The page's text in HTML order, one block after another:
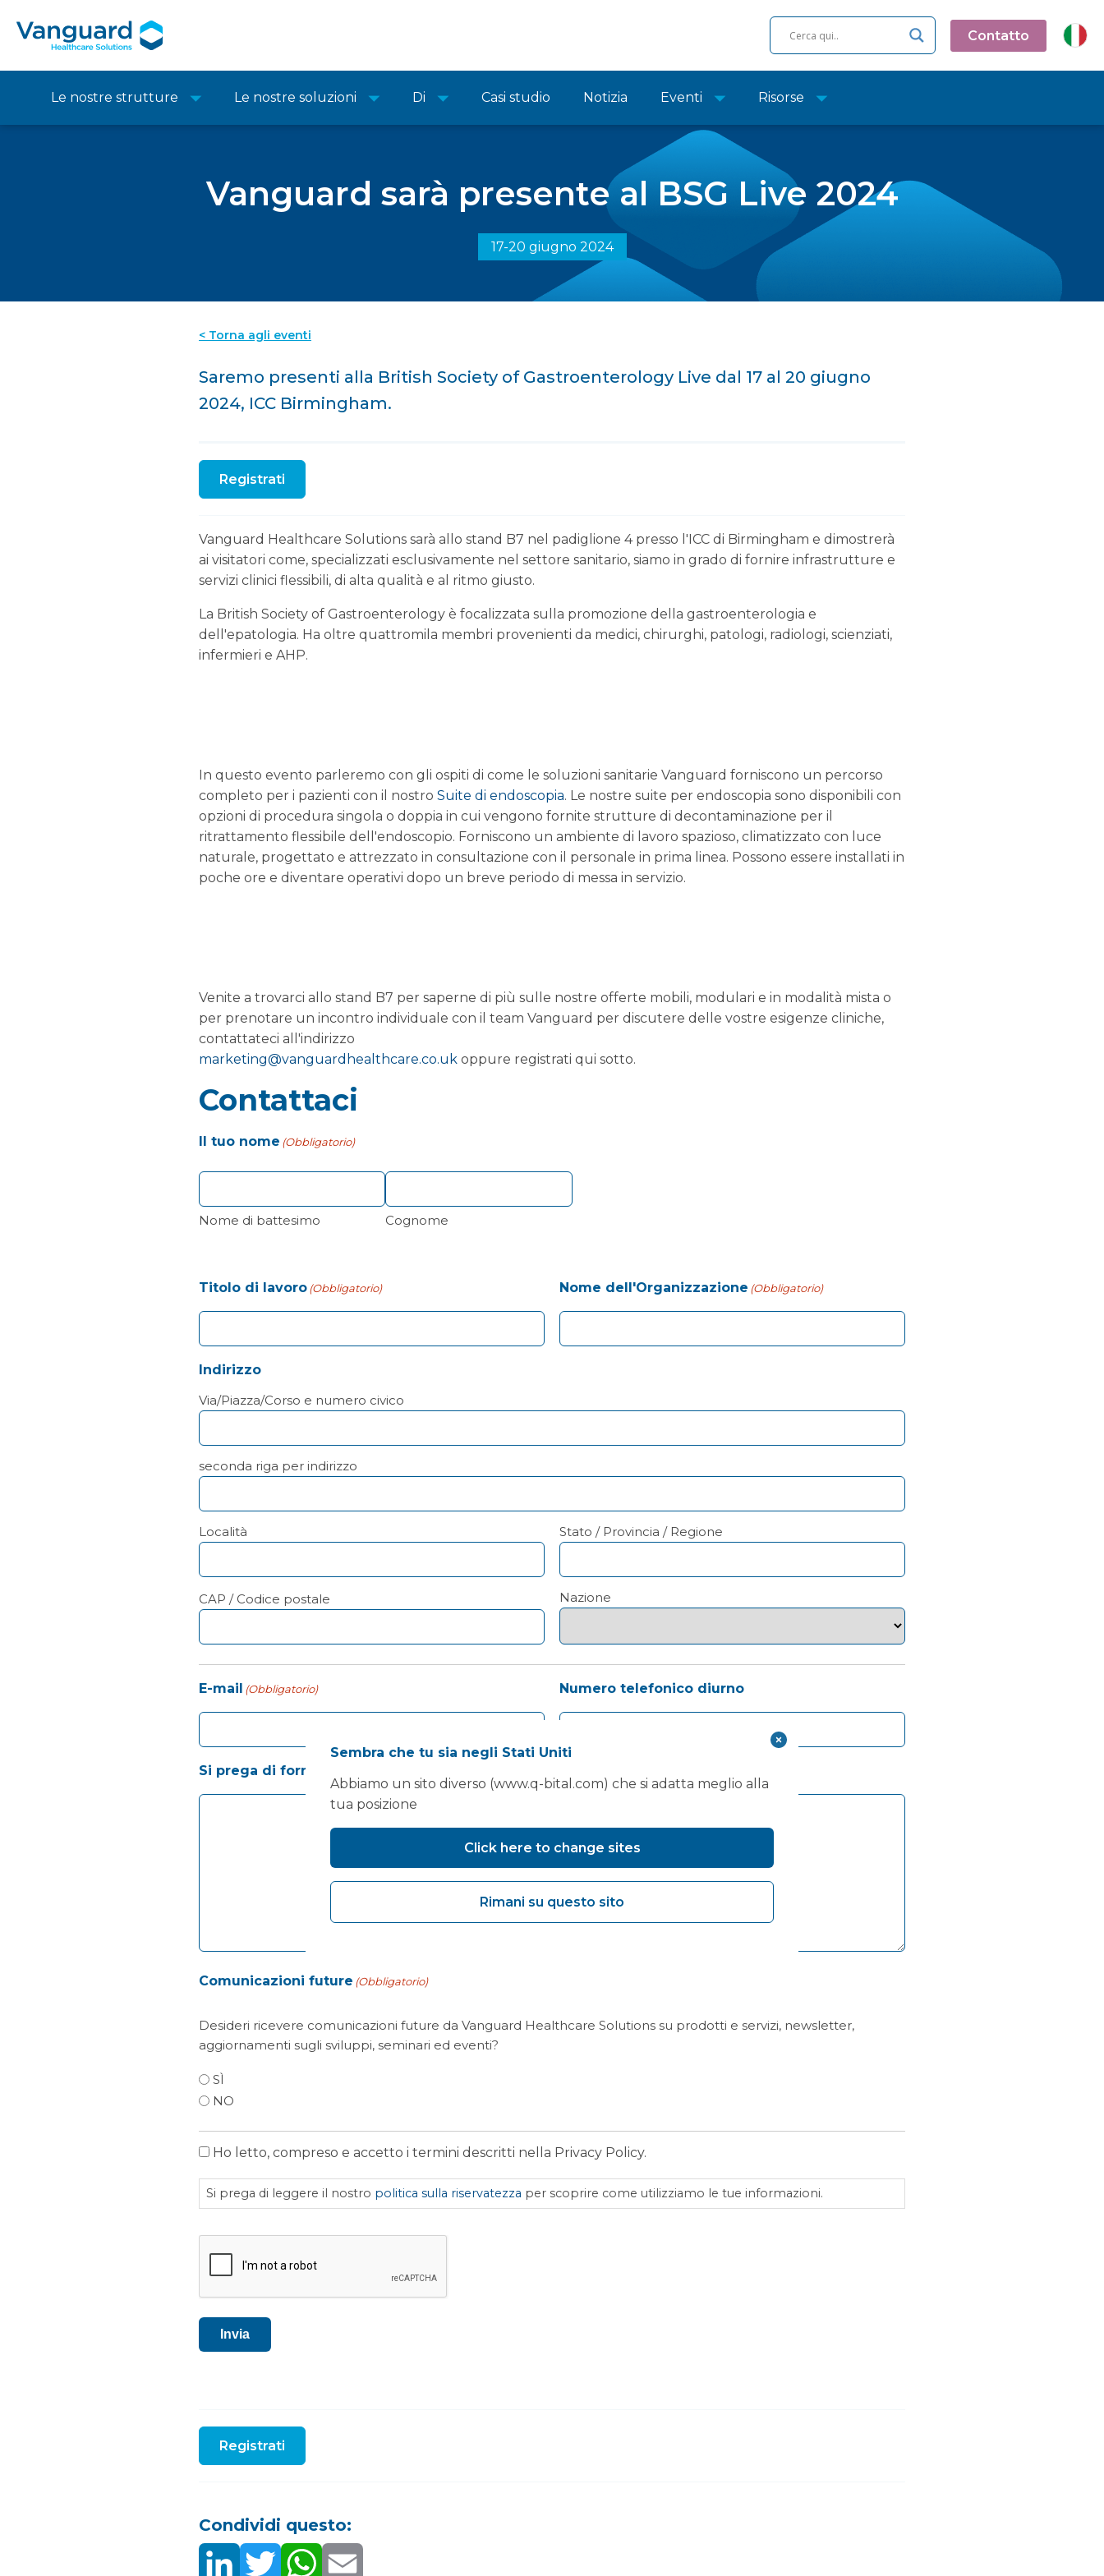
Contatto
Le nostre strutture Le nostre soluzioni Di Casi studio Notizia Eventi Risorse
Vanguard sarà presente al BSG Live 2024
17-20 giugno 2024
< Torna agli eventi
Saremo presenti alla British Society of Gastroenterology Live dal 17 al 20 giugno
2024, ICC Birmingham.
Registrati
Vanguard Healthcare Solutions sarà allo stand B7 nel padiglione 4 presso l'ICC di Birmingham e dimostrerà
ai visitatori come, specializzati esclusivamente nel settore sanitario, siamo in grado di fornire infrastrutture e
servizi clinici flessibili, di alta qualità e al ritmo giusto.
La British Society of Gastroenterology è focalizzata sulla promozione della gastroenterologia e
dell'epatologia. Ha oltre quattromila membri provenienti da medici, chirurghi, patologi, radiologi, scienziati,
infermieri e AHP.
In questo evento parleremo con gli ospiti di come le soluzioni sanitarie Vanguard forniscono un percorso
completo per i pazienti con il nostro Suite di endoscopia. Le nostre suite per endoscopia sono disponibili con
opzioni di procedura singola o doppia in cui vengono fornite strutture di decontaminazione per il
ritrattamento flessibile dell'endoscopio. Forniscono un ambiente di lavoro spazioso, climatizzato con luce
naturale, progettato e attrezzato in consultazione con il personale in prima linea. Possono essere installati in
poche ore e diventare operativi dopo un breve periodo di messa in servizio.
Venite a trovarci allo stand B7 per saperne di più sulle nostre offerte mobili, modulari e in modalità mista o
per prenotare un incontro individuale con il team Vanguard per discutere delle vostre esigenze cliniche,
contattateci all'indirizzo
marketing@vanguardhealthcare.co.uk oppure registrati qui sotto.
Contattaci
Il tuo nome (Obbligatorio)
Nome di battesimo Cognome
Titolo di lavoro(Obbligatorio) Nome dell'Organizzazione (Obbligatorio)
Indirizzo
Via/Piazza/Corso e numero civico
seconda riga per indirizzo
Località Stato / Provincia / Regione
CAP / Codice postale Nazione
E-mail (Obbligatorio) Numero telefonico diurno
Si prega di fornire una breve descrizione di ciò che si sta cercando?
Comunicazioni future (Obbligatorio)
Desideri ricevere comunicazioni future da Vanguard Healthcare Solutions su prodotti e servizi, newsletter,
aggiornamenti sugli sviluppi, seminari ed eventi?
SÌ
NO
politica
riservatezza
Ho letto, compreso e accetto i termini descritti nella Privacy Policy.
Si prega di leggere il nostro politica sulla riservatezza per scoprire come utilizziamo le tue informazioni.
CAPTCHA
Invia
Registrati
Condividi questo:
Sembra che tu sia negli Stati Uniti
Abbiamo un sito diverso (www.q-bital.com) che si adatta meglio alla
tua posizione
Click here to change sites
Rimani su questo sito